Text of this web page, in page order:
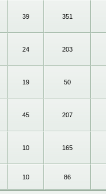
39 351
24 203
19 50
45 207
10 165
10 86